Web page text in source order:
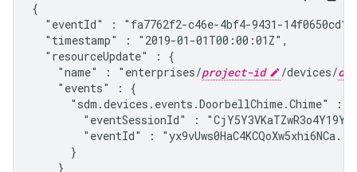
{
"eventId" : "fa7762f2-c46e-4bf4-9431-
  "timestamp" : "2019-01-01T00:00:01Z",
  "resourceUpdate" : {
    "name" : "enterprises/
project-id /devices/
    "events" : {
      "
sdm.devices.events.DoorbellChime.Chime" : {
"eventSessionId" :
"eventId" :
      }
    }